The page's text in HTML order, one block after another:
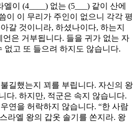
이 (4____) 없는 (5___) 같이 산에
이 이 무리가 주인이 없으니 각각 평
갈 것이니라, 하셨나이다, 하는지
언은 거부됩니다. 들을 귀가 없는 자
없고 또 들으려 하지도 않습니다.
길했는지 꾀를 부립니다. 자신의 왕
다. 하지만, 적군은 속지 않습니다.
연을 허락하지 않습니다. “한 사람
라엘 왕의 갑옷 솔기를 쏜지라. 왕